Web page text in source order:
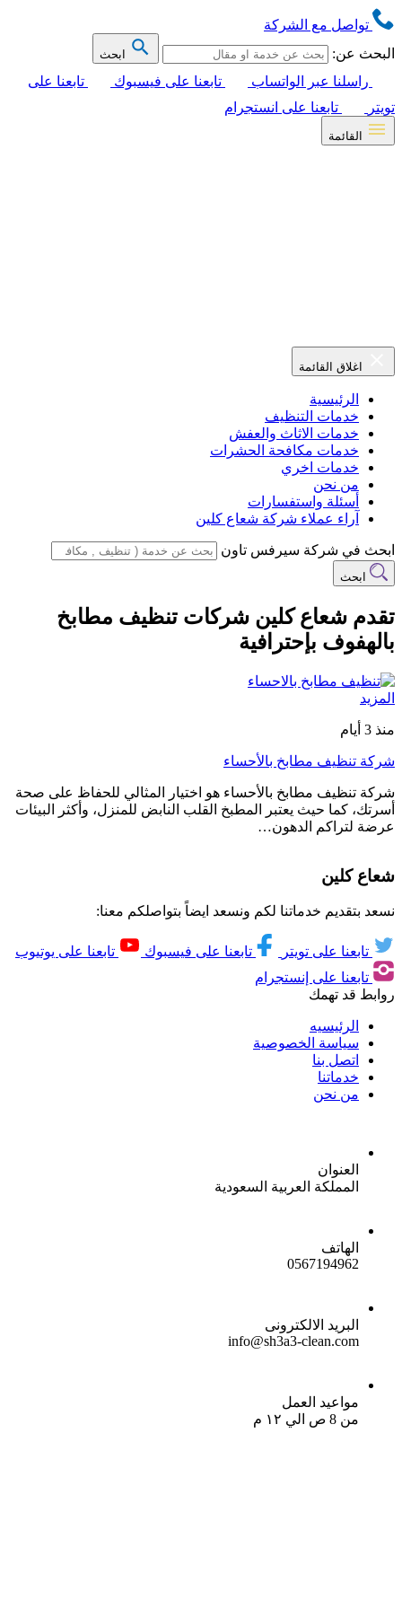
تواصل مع الشركة
البحث عن:
ابحث
راسلنا عبر الواتساب تابعنا على فيسبوك
تابعنا على
تويتر
تابعنا على انستجرام
القائمة
اغلاق القائمة
الرئيسية
خدمات التنظيف
خدمات الاثاث والعفش
خدمات مكافحة الحشرات
خدمات اخري
من نحن
أسئلة واستفسارات
آراء عملاء شركة شعاع كلين
ابحث في شركة سيرفس تاون
ابحث
تقدم شعاع كلين شركات تنظيف مطابخ
بالهفوف بإحترافية
المزيد
منذ 3 أيام
شركة تنظيف مطابخ بالأحساء
شركة تنظيف مطابخ بالأحساء هو اختيار المثالي للحفاظ على صحة
أسرتك، كما حيث يعتبر المطبخ القلب النابض للمنزل، وأكثر البيئات
عرضة لتراكم الدهون…
شعاع كلين
نسعد بتقديم خدماتنا لكم ونسعد ايضاً بتواصلكم معنا:
تابعنا على تويتر تابعنا على فيسبوك
تابعنا على يوتيوب
تابعنا على إنستجرام
روابط قد تهمك
الرئيسيه
سياسة الخصوصية
اتصل بنا
خدماتنا
من نحن
العنوان
المملكة العربية السعودية
الهاتف
0567194962
البريد الالكترونى
info@sh3a3-clean.com
مواعيد العمل
من 8 ص الي ١٢ م